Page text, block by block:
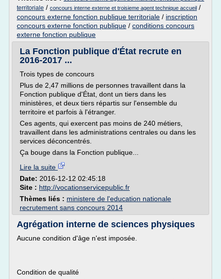
territoriale / concours interne externe et troisieme agent technique accueil /
concours externe fonction publique territoriale / inscription
concours externe fonction publique / conditions concours
externe fonction publique
La Fonction publique d'État recrute en
2016-2017 ...
Trois types de concours
Plus de 2,47 millions de personnes travaillent dans la
Fonction publique d'État, dont un tiers dans les
ministères, et deux tiers répartis sur l'ensemble du
territoire et parfois à l'étranger.
Ces agents, qui exercent pas moins de 240 métiers,
travaillent dans les administrations centrales ou dans les
services déconcentrés.
Ça bouge dans la Fonction publique...
Lire la suite
Date: 2016-12-12 02:45:18
Site : http://vocationservicepublic.fr
Thèmes liés : ministere de l'education nationale
recrutement sans concours 2014
Agrégation interne de sciences physiques
Aucune condition d'âge n'est imposée.
Condition de qualité